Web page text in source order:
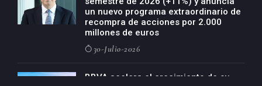
un nuevo programa extraordinario de
recompra de acciones por 2.000
millones de euros
30-Julio-2026
BBVA acelera el crecimiento de su